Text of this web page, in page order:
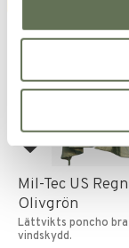
Lägg till i
Mil-Tec US
Olivgrön
Lättvikts poncho bra
vindskydd.